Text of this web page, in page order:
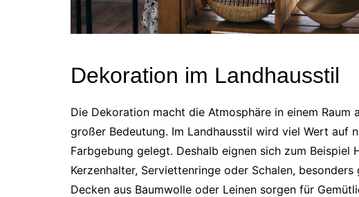
Dekoration im Landhausstil
Die Dekoration macht die Atmosphäre in einem Raum
großer Bedeutung. Im Landhausstil wird viel Wert auf
Farbgebung gelegt. Deshalb eignen sich zum Beispiel
Kerzenhalter, Serviettenringe oder Schalen,
Decken aus Baumwolle oder Leinen sorgen für